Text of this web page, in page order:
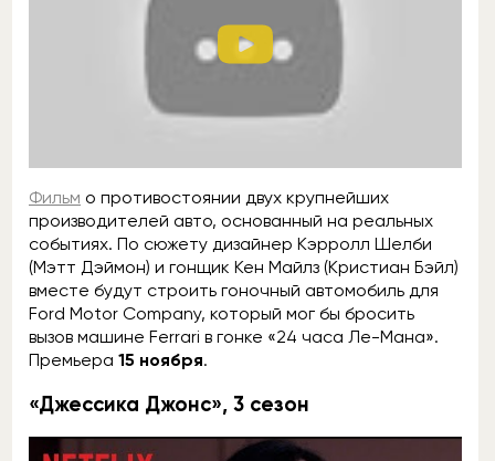
Фильм о противостоянии двух крупнейших
производителей авто, основанный на реальных
событиях. По сюжету дизайнер Кэрролл Шелби
(Мэтт Дэймон) и гонщик Кен Майлз (Кристиан Бэйл)
вместе будут строить гоночный автомобиль для
Ford Motor Company, который мог бы бросить
вызов машине Ferrari в гонке «24 часа Ле-Мана».
Премьера 15 ноября.
«Джессика Джонс», 3 сезон